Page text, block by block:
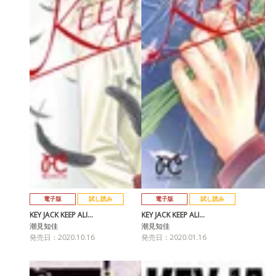
電子版 試し読み
KEY JACK KEEP ALI…
潮見知佳
発売日：2020.10.16
電子版 試し読み
KEY JACK KEEP ALI…
潮見知佳
発売日：2020.01.16